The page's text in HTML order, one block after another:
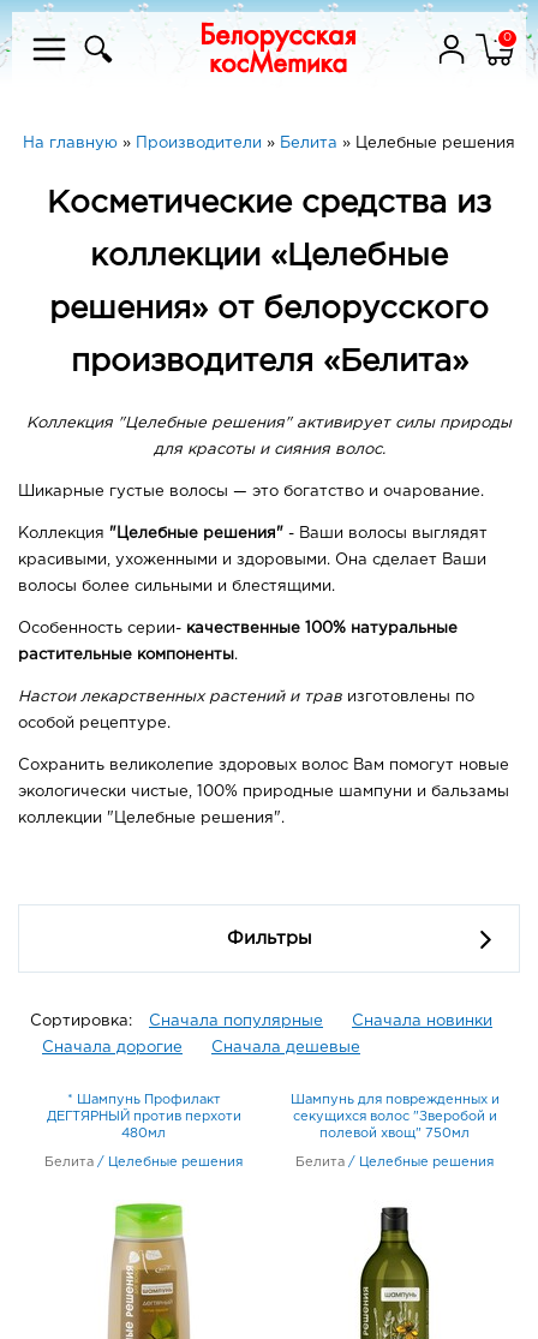
0
На главную » Производители » Белита » Целебные решения
Косметические средства из
коллекции «Целебные
решения» от белорусского
производителя «Белита»
Коллекция "Целебные решения" активирует силы природы
для красоты и сияния волос.
Шикарные густые волосы — это богатство и очарование.
Коллекция "Целебные решения" - Ваши волосы выглядят
красивыми, ухоженными и здоровыми. Она сделает Ваши
волосы более сильными и блестящими.
Особенность серии- качественные 100% натуральные
растительные компоненты.
Настои лекарственных растений и трав изготовлены по
особой рецептуре.
Сохранить великолепие здоровых волос Вам помогут новые
экологически чистые, 100% природные шампуни и бальзамы
коллекции "Целебные решения".
Фильтры
Сортировка: Сначала популярные
Сначала новинки
Сначала дорогие
Сначала дешевые
* Шампунь Профилакт
ДЕГТЯРНЫЙ против перхоти
480мл
Белита / Целебные решения
Шампунь для поврежденных и
секущихся волос "Зверобой и
полевой хвощ" 750мл
Белита / Целебные решения